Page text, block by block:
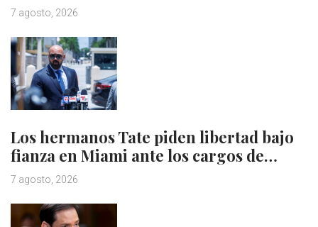
7 agosto, 2026
Los hermanos Tate piden libertad bajo
fianza en Miami ante los cargos de…
7 agosto, 2026